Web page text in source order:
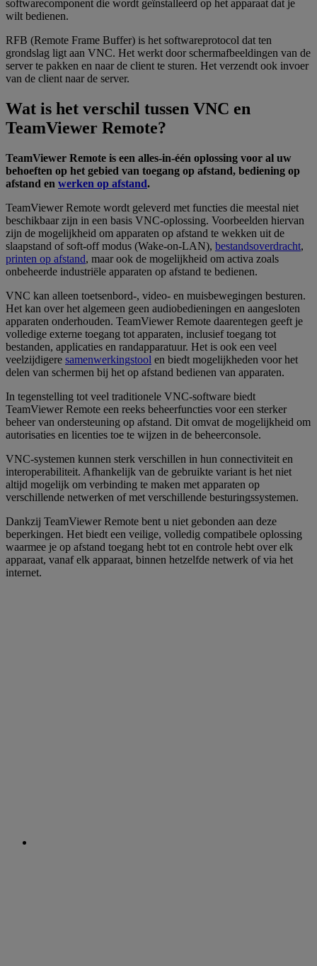
softwarecomponent die wordt geïnstalleerd op het apparaat dat je
wilt bedienen.
RFB (Remote Frame Buffer) is het softwareprotocol dat ten
grondslag ligt aan VNC. Het werkt door schermafbeeldingen van de
server te pakken en naar de client te sturen. Het verzendt ook invoer
van de client naar de server.
Wat is het verschil tussen VNC en
TeamViewer Remote?
TeamViewer Remote is een alles-in-één oplossing voor al uw
behoeften op het gebied van toegang op afstand, bediening op
afstand en werken op afstand.
TeamViewer Remote wordt geleverd met functies die meestal niet
beschikbaar zijn in een basis VNC-oplossing. Voorbeelden hiervan
zijn de mogelijkheid om apparaten op afstand te wekken uit de
slaapstand of soft-off modus (Wake-on-LAN), bestandsoverdracht,
printen op afstand, maar ook de mogelijkheid om activa zoals
onbeheerde industriële apparaten op afstand te bedienen.
VNC kan alleen toetsenbord-, video- en muisbewegingen besturen.
Het kan over het algemeen geen audiobedieningen en aangesloten
apparaten onderhouden. TeamViewer Remote daarentegen geeft je
volledige externe toegang tot apparaten, inclusief toegang tot
bestanden, applicaties en randapparatuur. Het is ook een veel
veelzijdigere samenwerkingstool en biedt mogelijkheden voor het
delen van schermen bij het op afstand bedienen van apparaten.
In tegenstelling tot veel traditionele VNC-software biedt
TeamViewer Remote een reeks beheerfuncties voor een sterker
beheer van ondersteuning op afstand. Dit omvat de mogelijkheid om
autorisaties en licenties toe te wijzen in de beheerconsole.
VNC-systemen kunnen sterk verschillen in hun connectiviteit en
interoperabiliteit. Afhankelijk van de gebruikte variant is het niet
altijd mogelijk om verbinding te maken met apparaten op
verschillende netwerken of met verschillende besturingssystemen.
Dankzij TeamViewer Remote bent u niet gebonden aan deze
beperkingen. Het biedt een veilige, volledig compatibele oplossing
waarmee je op afstand toegang hebt tot en controle hebt over elk
apparaat, vanaf elk apparaat, binnen hetzelfde netwerk of via het
internet.